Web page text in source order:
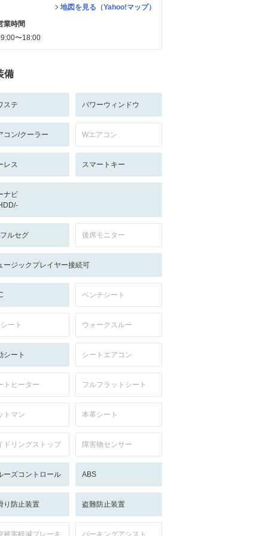
地図を見る（Yahoo!マップ）
業時間
〜18:00
備
ステ パワーウィンドウ
コン/クーラー Wエアコン
レス スマートキー
ナビ
ルセグ 後席モニター
ージックプレイヤー接続可
ベンチシート
ート ウォークスルー
シート シートエアコン
トヒーター フルフラットシート
トマン 本革シート
ドリングストップ 障害物センサー
ーズコントロール ABS
り防止装置 盗難防止装置
被害軽減ブレーキ パーキングアシスト